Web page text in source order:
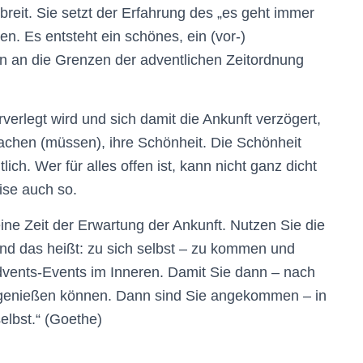
Sie setzt der Erfahrung des „es geht immer
Es entsteht ein schönes, ein (vor-)
an die Grenzen der adventlichen Zeitordnung
wird und sich damit die Ankunft verzögert,
(müssen), ihre Schönheit. Die Schönheit
Wer für alles offen ist, kann nicht ganz dicht
auch so.
Zeit der Erwartung der Ankunft. Nutzen Sie die
das heißt: zu sich selbst – zu kommen und
Events im Inneren. Damit Sie dann – nach
können. Dann sind Sie angekommen – in
(Goethe)